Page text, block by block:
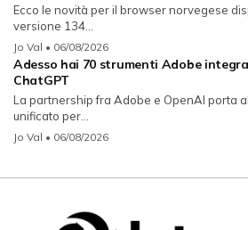
Ecco le novità per il browser norvegese
versione 134...
Jo Val • 06/08/2026
Adesso hai 70 strumenti Adobe
ChatGPT
La partnership fra Adobe e OpenAI porta
unificato per...
Jo Val • 06/08/2026